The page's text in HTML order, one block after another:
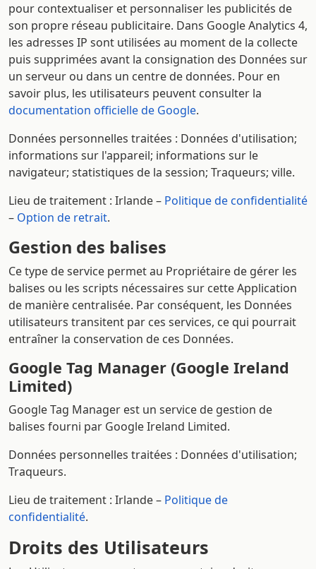
pour contextualiser et personnaliser les publicités de
son propre réseau publicitaire. Dans Google Analytics 4,
les adresses IP sont utilisées au moment de la collecte
puis supprimées avant la consignation des Données sur
un serveur ou dans un centre de données. Pour en
savoir plus, les utilisateurs peuvent consulter la
documentation officielle de Google.
Données personnelles traitées : Données d'utilisation;
informations sur l'appareil; informations sur le
navigateur; statistiques de la session; Traqueurs; ville.
Lieu de traitement : Irlande – Politique de confidentialité
– Option de retrait.
Gestion des balises
Ce type de service permet au Propriétaire de gérer les
balises ou les scripts nécessaires sur cette Application
de manière centralisée. Par conséquent, les Données
utilisateurs transitent par ces services, ce qui pourrait
entraîner la conservation de ces Données.
Google Tag Manager (Google Ireland
Limited)
Google Tag Manager est un service de gestion de
balises fourni par Google Ireland Limited.
Données personnelles traitées : Données d'utilisation;
Traqueurs.
Lieu de traitement : Irlande – Politique de
confidentialité.
Droits des Utilisateurs